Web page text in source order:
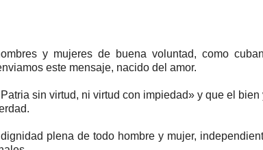
y mujeres de buena voluntad, como
este mensaje, nacido del amor.
sin virtud, ni virtud con impiedad» y que el bien
plena de todo hombre y mujer,